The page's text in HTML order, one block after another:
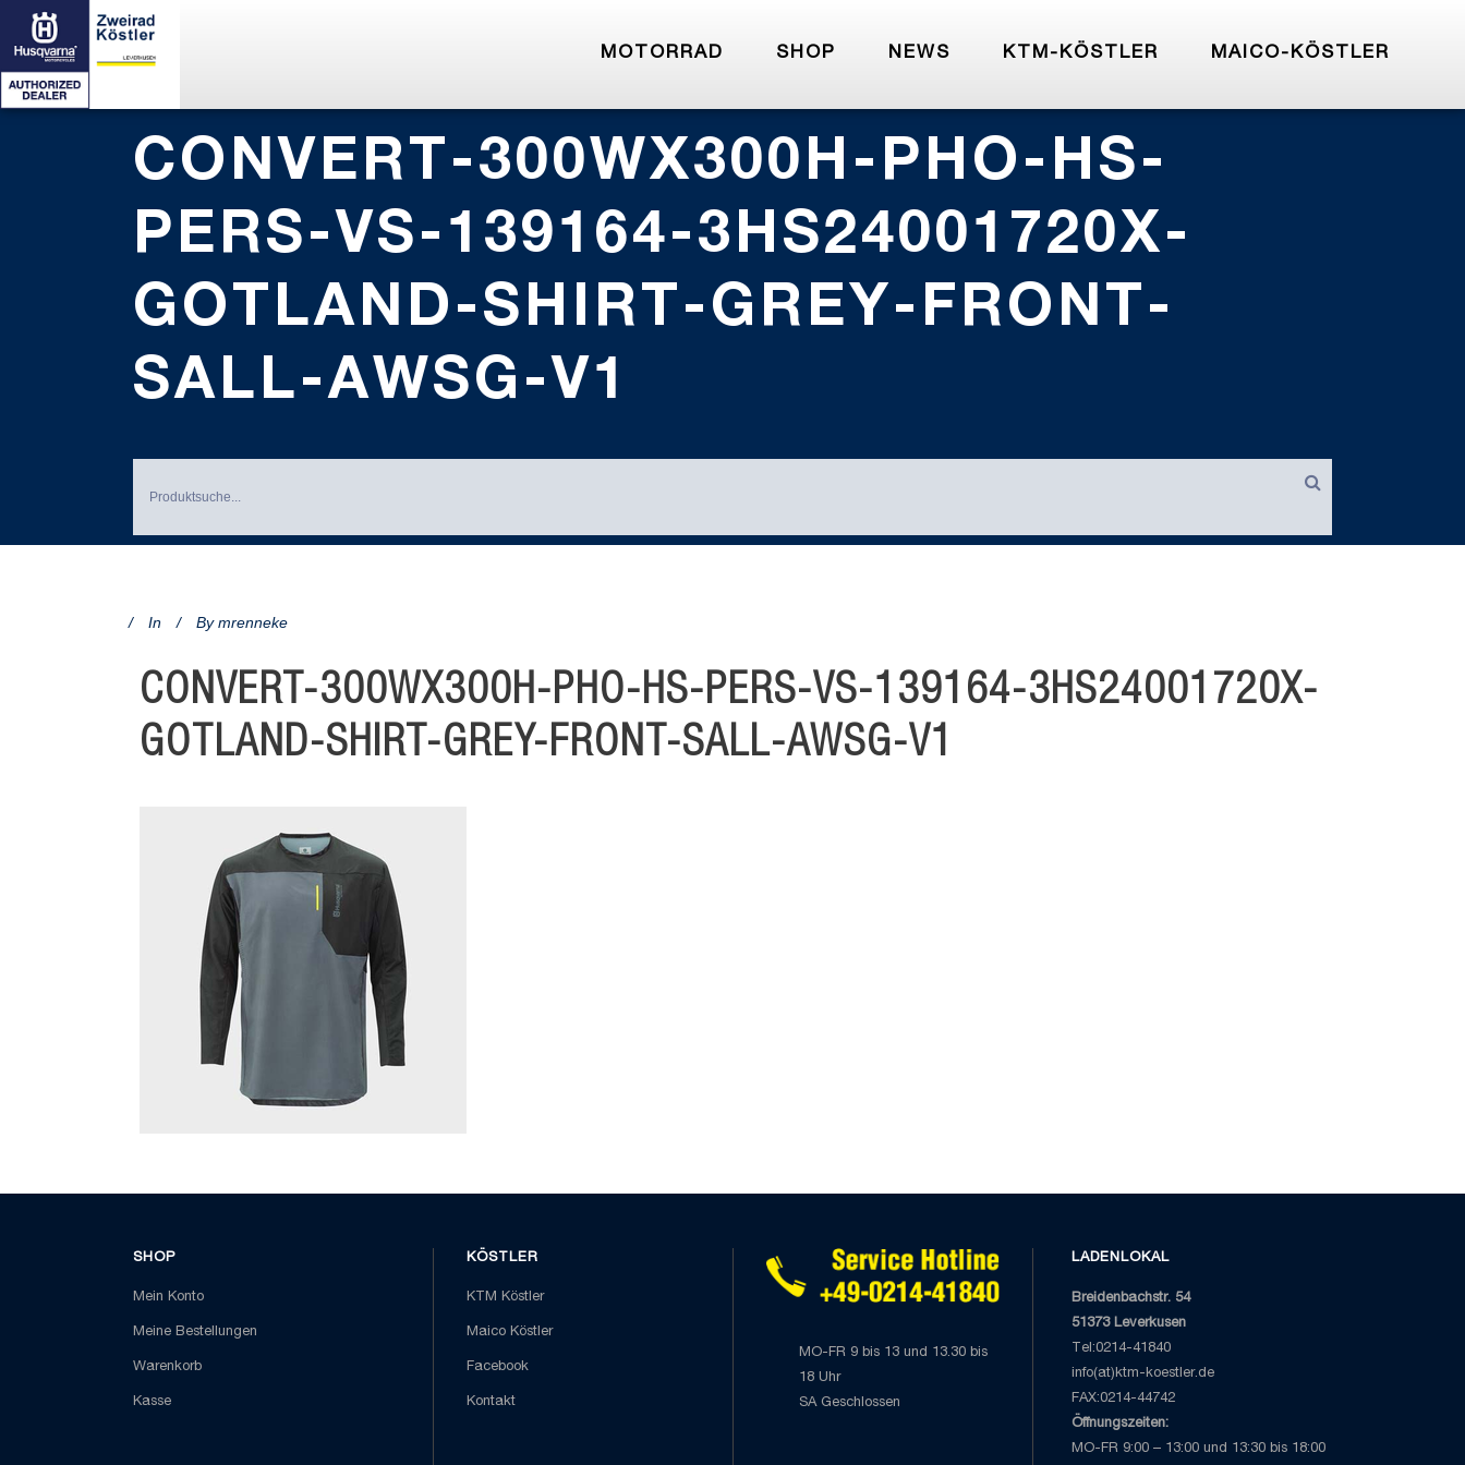
MOTORRAD SHOP NEWS KTM-KÖSTLER MAICO-KÖSTLER
CONVERT-300WX300H-PHO-HS-
PERS-VS-139164-3HS24001720X-
GOTLAND-SHIRT-GREY-FRONT-
SALL-AWSG-V1
In By mrenneke
CONVERT-300WX300H-PHO-HS-PERS-VS-139164-3HS24001720X-
GOTLAND-SHIRT-GREY-FRONT-SALL-AWSG-V1
SHOP
Mein Konto
Meine Bestellungen
Warenkorb
Kasse
KÖSTLER
KTM Köstler
Maico Köstler
Facebook
Kontakt
MO-FR 9 bis 13 und 13.30 bis
18 Uhr
SA Geschlossen
LADENLOKAL
Breidenbachstr. 54
51373 Leverkusen
Tel:0214-41840
info(at)ktm-koestler.de
FAX:0214-44742
Öffnungszeiten:
MO-FR 9:00 – 13:00 und 13:30 bis 18:00